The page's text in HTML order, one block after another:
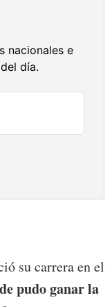
nacionales e
día.
su carrera en el
pudo ganar la